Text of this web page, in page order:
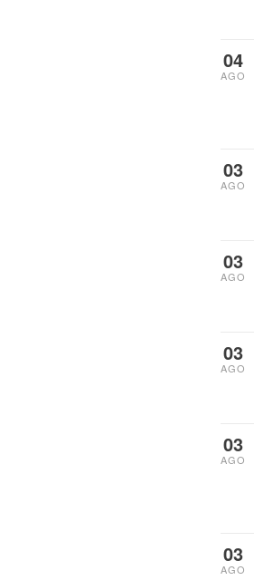
04
AGO
03
AGO
03
AGO
03
AGO
03
AGO
03
AGO